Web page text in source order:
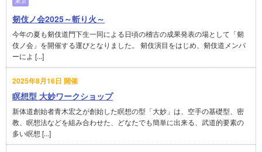
剱伎ノ会2025～斬り火～
今年の夏も剱伎道門下生一同による日頃の稽古の成果発表の場として「剱
伎ノ会」を開催する運びとなりました。 剱伎演目をはじめ、剱伎道メンバ
ーによ [...]
2025年8月16日 開催
瞑想型 大妙ワークショップ
新体道創始者青木宏之が創始した瞑想の型「大妙」は、空手の基礎型、密
教、瞑想法などを組み合わせた、どなたでも簡単に出来る、武道的要素の
多い瞑想 [...]